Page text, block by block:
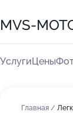
MVS-
УслугиЦены
Главная /